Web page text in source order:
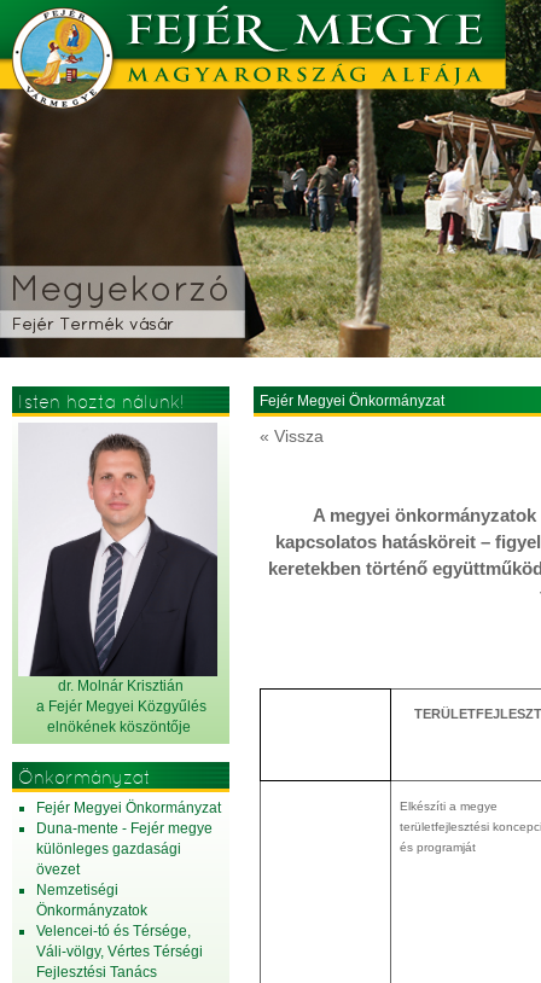
Isten hozta nálunk!
dr. Molnár Krisztián
a Fejér Megyei Közgyűlés
elnökének köszöntője
Önkormányzat
Fejér Megyei Önkormányzat
Duna-mente - Fejér megye
különleges gazdasági
övezet
Nemzetiségi
Önkormányzatok
Velencei-tó és Térsége,
Váli-völgy, Vértes Térségi
Fejlesztési Tanács
Fejér Megyei Önkormányzat
« Vissza
A megyei
kapcsolatos hatásköreit –
keretekben történő
Elkészíti a megye
területfejlesztési
és programját